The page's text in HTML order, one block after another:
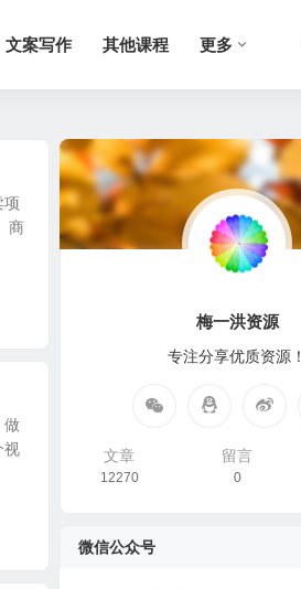
文案写作 其他课程 更多
项
商
做
视
梅一洪资源
专注分享优质资源！
文章
12270
留言
0
微信公众号